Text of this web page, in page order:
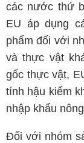
các nước thứ
EU áp dụng
phẩm đối với
và thực vật
gốc thực vật,
tính hậu kiểm
nhập khẩu
Đối với nhóm